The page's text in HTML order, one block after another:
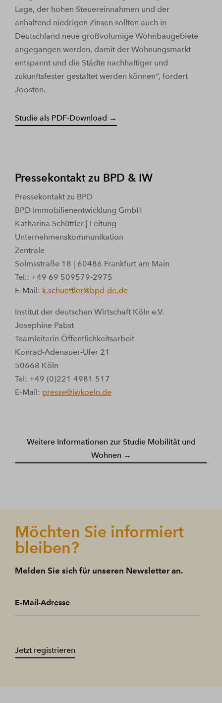
Lage, der hohen Steuereinnahmen und der
anhaltend niedrigen Zinsen sollten auch in
Deutschland neue großvolumige Wohnbaugebiete
angegangen werden, damit der Wohnungsmarkt
entspannt und die Städte nachhaltiger und
zukunftsfester gestaltet werden können“, fordert
Joosten.
Studie als PDF-Download →
Pressekontakt zu BPD & IW
Pressekontakt zu BPD
BPD Immobilienentwicklung GmbH
Katharina Schüttler | Leitung
Unternehmenskommunikation
Zentrale
Solmsstraße 18 | 60486 Frankfurt am Main
Tel.: +49 69 509579-2975
E-Mail: k.schuettler@bpd-de.de
Institut der deutschen Wirtschaft Köln e.V.
Josephine Pabst
Teamleiterin Öffentlichkeitsarbeit
Konrad-Adenauer-Ufer 21
50668 Köln
Tel: +49 (0)221 4981 517
E-Mail: presse@iwkoeln.de
Weitere Informationen zur Studie Mobilität und
Wohnen →
Möchten Sie informiert
bleiben?
Melden Sie sich für unseren Newsletter an.
E-Mail-Adresse
Jetzt registrieren